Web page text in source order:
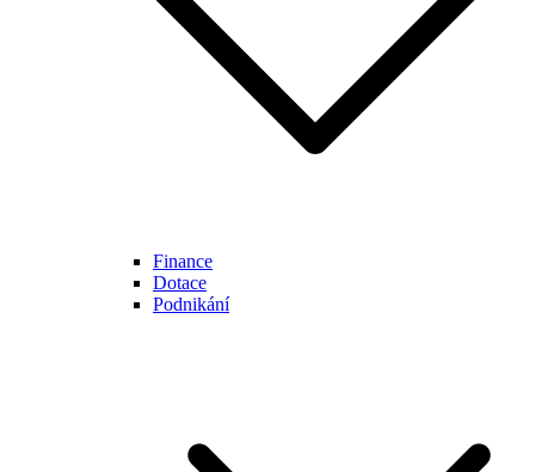
Finance
Dotace
Podnikání